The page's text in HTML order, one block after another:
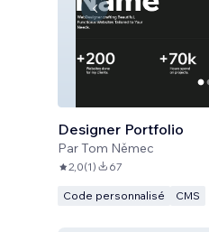
Designer Portfolio
ParTom Němec
2,0(1) 67
Code personnalisé CMS